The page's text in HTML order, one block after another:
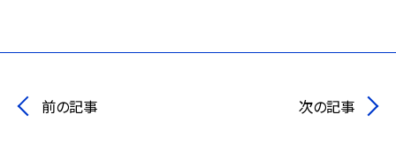
前の記事 次の記事